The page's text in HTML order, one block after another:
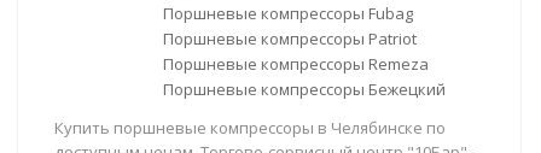
Поршневые компрессоры Fubag
Поршневые компрессоры Patriot
Поршневые компрессоры Remeza
Поршневые компрессоры Бежецкий
Купить поршневые компрессоры в Челябинске по